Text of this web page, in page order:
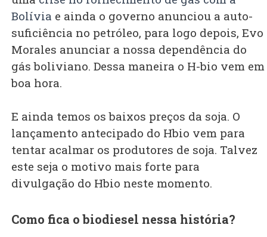
Bolívia e ainda o governo anunciou a auto-
suficiência no petróleo, para logo depois, Evo
Morales anunciar a nossa dependência do
gás boliviano. Dessa maneira o H-bio vem em
boa hora.
E ainda temos os baixos preços da soja. O
lançamento antecipado do Hbio vem para
tentar acalmar os produtores de soja. Talvez
este seja o motivo mais forte para
divulgação do Hbio neste momento.
Como fica o biodiesel nessa história?